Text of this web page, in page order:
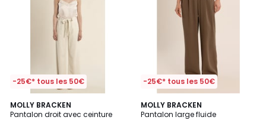
-25€* tous les 50€
MOLLY BRACKEN
Pantalon droit avec ceinture
-25€* tous les 50€
MOLLY BRACKEN
Pantalon large fluide